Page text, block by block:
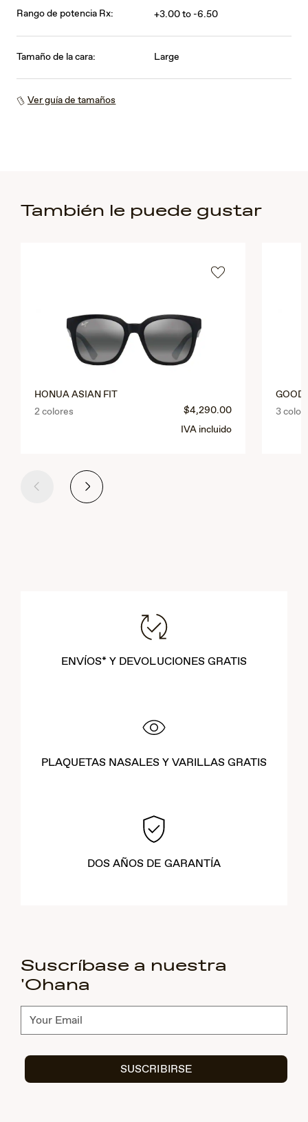
Rango de potencia Rx: +3.00 to -6.50
Tamaño de la cara: Large
Ver guía de tamaños
También le puede gustar
HONUA ASIAN FIT
2 colores
$4,290.00
IVA incluido
GOOD
3
Anterior Siguiente
ENVÍOS* Y DEVOLUCIONES GRATIS
PLAQUETAS NASALES Y VARILLAS GRATIS
DOS AÑOS DE GARANTÍA
Suscríbase a nuestra
'Ohana
Suscríbete
SUSCRIBIRSE